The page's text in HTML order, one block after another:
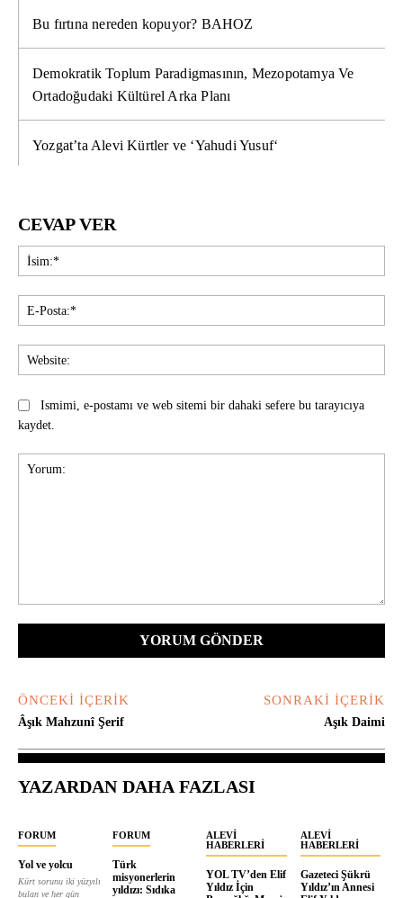
Bu fırtına nereden kopuyor? BAHOZ
Demokratik Toplum Paradigmasının, Mezopotamya Ve
Ortadoğudaki Kültürel Arka Planı
Yozgat’ta Alevi Kürtler ve ‘Yahudi Yusuf‘
CEVAP VER
Ismimi, e-postamı ve web sitemi bir dahaki sefere bu tarayıcıya
kaydet.
ÖNCEKI İÇERIK
Âşık Mahzunî Şerif
SONRAKI İÇERIK
Aşık Daimi
YAZARDAN DAHA FAZLASI
FORUM
Yol ve yolcu
Kürt sorunu iki yüzyılı
bulan ve her gün
FORUM
Türk
misyonerlerin
yıldızı: Sıdıka
ALEVI
HABERLERI
YOL TV’den Elif
Yıldız İçin
ALEVI
HABERLERI
Gazeteci Şükrü
Yıldız’ın Annesi